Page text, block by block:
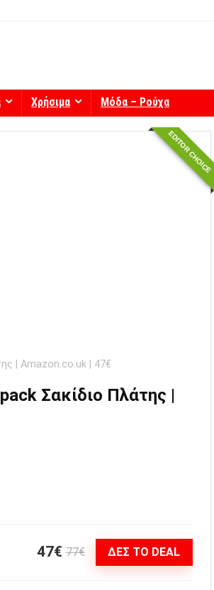
Χρήσιμα Μόδα – Ρούχα
| Amazon.co.uk | 47€
EDITOR CHOICE
Σακίδιο Πλάτης |
47€ 77€ ΔΕΣ ΤΟ DEAL